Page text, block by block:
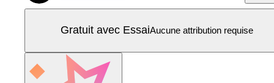
Gratuit avec EssaiAucune attribution requise